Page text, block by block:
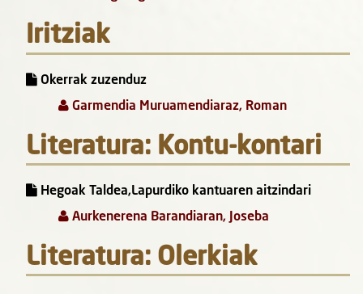
Iritziak
Okerrak zuzenduz
Garmendia Muruamendiaraz, Roman
Literatura: Kontu-kontari
Hegoak Taldea,Lapurdiko kantuaren aitzindari
Aurkenerena Barandiaran, Joseba
Literatura: Olerkiak